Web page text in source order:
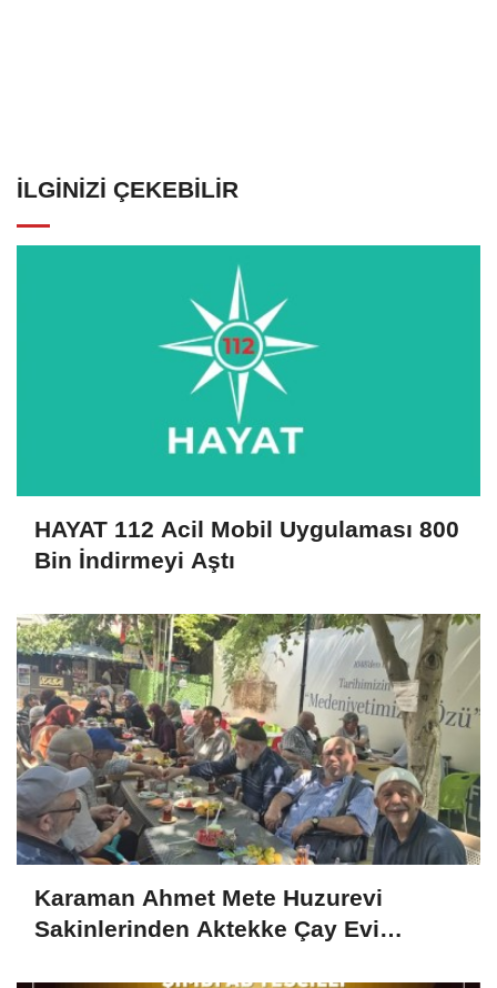
İLGINIZI ÇEKEBILIR
HAYAT 112 Acil Mobil Uygulaması 800
Bin İndirmeyi Aştı
Karaman Ahmet Mete Huzurevi
Sakinlerinden Aktekke Çay Evi